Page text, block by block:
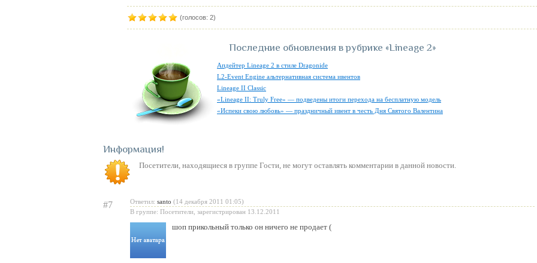
(голосов: 2)
Последние обновления в рубрике «Lineage 2»
Апдейтер Lineage 2 в стиле Dragonide
L2-Event Engine альтернативная система ивентов
Lineage II Classic
«Lineage II: Truly Free» — подведены итоги перехода на бесплатную модель
«Испеки свою любовь» — праздничный ивент в честь Дня Святого Валентина
Информация
Посетители, находящиеся в группе Гости, не могут оставлять комментарии в данной новости.
#7 Ответил: santo (14 декабря 2011 01:05)
В группе: Посетители, зарегистрирован 13.12.2011
шоп прикольный только он ничего не продает (